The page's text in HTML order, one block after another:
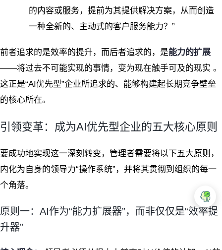
的内容或服务，提前为其提供解决方案，从而创造
一种全新的、主动式的客户服务能力？”
前者追求的是效率的提升，而后者追求的，是能力的扩展
——将过去不可能实现的事情，变为现在触手可及的现实 。
这正是“AI优先型”企业所追求的、能够构建起长期竞争壁垒
的核心所在。
引领变革：成为AI优先型企业的五大核心原则
要成功地实现这一深刻转变，管理者需要将以下五大原则，
内化为自身的领导力“操作系统”，并将其贯彻到组织的每一
个角落。
原则一：AI作为“能力扩展器”，而非仅仅是“效率提
升器”